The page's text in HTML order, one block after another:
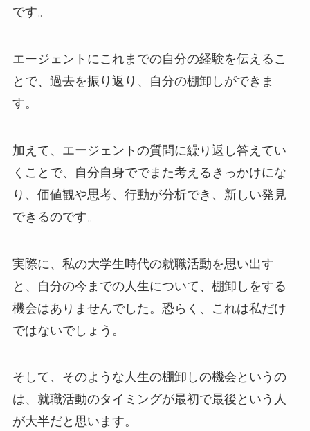
です。
エージェントにこれまでの自分の経験を伝えるこ
とで、過去を振り返り、自分の棚卸しができま
す。
加えて、エージェントの質問に繰り返し答えてい
くことで、自分自身ででまた考えるきっかけにな
り、価値観や思考、行動が分析でき、新しい発見
できるのです。
実際に、私の大学生時代の就職活動を思い出す
と、自分の今までの人生について、棚卸しをする
機会はありませんでした。恐らく、これは私だけ
ではないでしょう。
そして、そのような人生の棚卸しの機会というの
は、就職活動のタイミングが最初で最後という人
が大半だと思います。